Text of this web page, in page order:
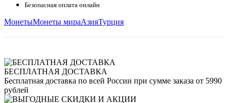
Безопасная оплата онлайн
МонетыМонеты мираАзияТурция
БЕСПЛАТНАЯ ДОСТАВКА
Бесплатная доставка по всей России при сумме заказа от 5990
рублей